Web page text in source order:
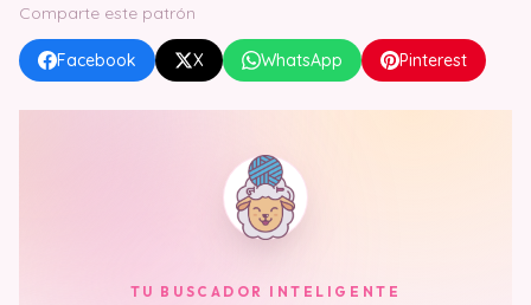
Comparte este patrón
Facebook X WhatsApp Pinterest
TU BUSCADOR INTELIGENTE